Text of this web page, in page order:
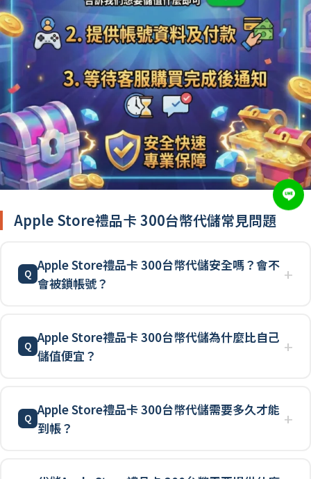
Apple Store禮品卡 300台幣代儲常見問題
Apple Store禮品卡 300台幣代儲安全嗎？會不
會被鎖帳號？
Apple Store禮品卡 300台幣代儲為什麼比自己
儲值便宜？
Apple Store禮品卡 300台幣代儲需要多久才能
到帳？